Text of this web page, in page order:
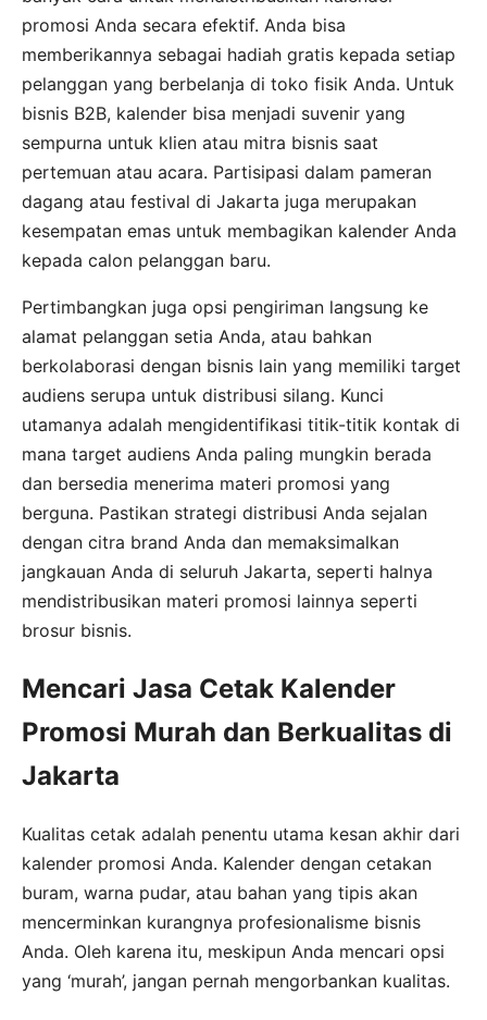
promosi Anda secara efektif. Anda bisa
memberikannya sebagai hadiah gratis kepada setiap
pelanggan yang berbelanja di toko fisik Anda. Untuk
bisnis B2B, kalender bisa menjadi suvenir yang
sempurna untuk klien atau mitra bisnis saat
pertemuan atau acara. Partisipasi dalam pameran
dagang atau festival di Jakarta juga merupakan
kesempatan emas untuk membagikan kalender Anda
kepada calon pelanggan baru.
Pertimbangkan juga opsi pengiriman langsung ke
alamat pelanggan setia Anda, atau bahkan
berkolaborasi dengan bisnis lain yang memiliki target
audiens serupa untuk distribusi silang. Kunci
utamanya adalah mengidentifikasi titik-titik kontak di
mana target audiens Anda paling mungkin berada
dan bersedia menerima materi promosi yang
berguna. Pastikan strategi distribusi Anda sejalan
dengan citra brand Anda dan memaksimalkan
jangkauan Anda di seluruh Jakarta, seperti halnya
mendistribusikan materi promosi lainnya seperti
brosur bisnis.
Mencari Jasa Cetak Kalender
Promosi Murah dan Berkualitas di
Jakarta
Kualitas cetak adalah penentu utama kesan akhir dari
kalender promosi Anda. Kalender dengan cetakan
buram, warna pudar, atau bahan yang tipis akan
mencerminkan kurangnya profesionalisme bisnis
Anda. Oleh karena itu, meskipun Anda mencari opsi
yang ‘murah’, jangan pernah mengorbankan kualitas.